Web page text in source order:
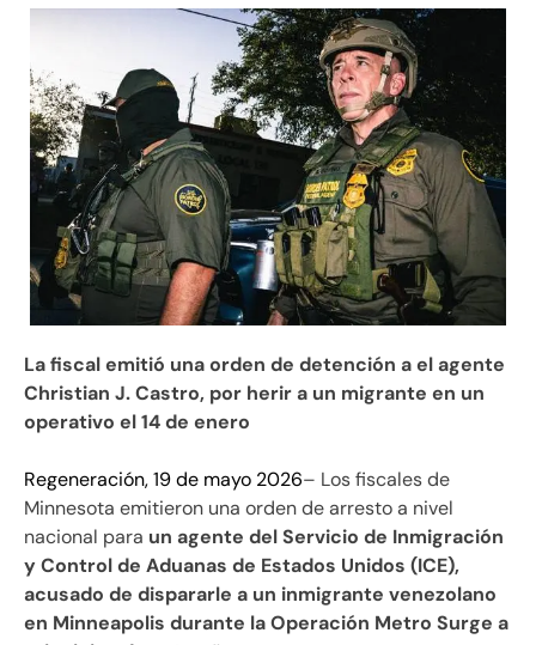
La fiscal emitió una orden de detención a el agente
Christian J. Castro, por herir a un migrante en un
operativo el 14 de enero
Regeneración, 19 de mayo 2026– Los fiscales de
Minnesota emitieron una orden de arresto a nivel
nacional para un agente del Servicio de Inmigración
y Control de Aduanas de Estados Unidos (ICE),
acusado de dispararle a un inmigrante venezolano
en Minneapolis durante la Operación Metro Surge a